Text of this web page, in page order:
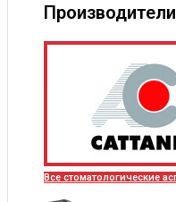
Все стоматологические